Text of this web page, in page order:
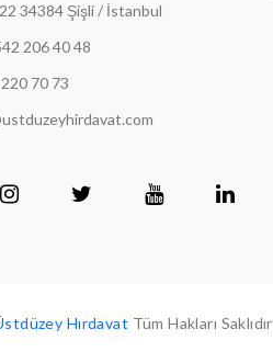
34384 Şişli / İstanbul
206 40 48
70 73
Hırdavat Tüm Hakları Saklıdır